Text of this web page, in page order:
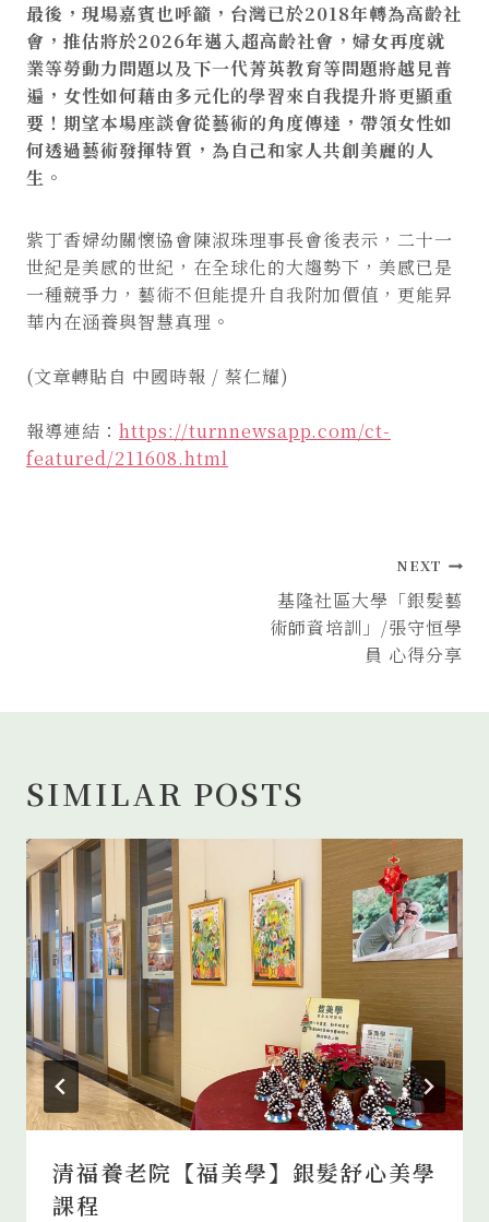
最後，現場嘉賓也呼籲，台灣已於2018年轉為高齡社
會，推估將於2026年邁入超高齡社會，婦女再度就
業等勞動力問題以及下一代菁英教育等問題將越見普
遍，女性如何藉由多元化的學習來自我提升將更顯重
要！期望本場座談會從藝術的角度傳達，帶領女性如
何透過藝術發揮特質，為自己和家人共創美麗的人
生。
紫丁香婦幼關懷協會陳淑珠理事長會後表示，二十一
世紀是美感的世紀，在全球化的大趨勢下，美感已是
一種競爭力，藝術不但能提升自我附加價值，更能昇
華內在涵養與智慧真理。
(文章轉貼自 中國時報 / 蔡仁耀)
報導連結： https://turnnewsapp.com/ct-
featured/211608.html
NEXT
基隆社區大學「銀髮藝
術師資培訓」/張守恒學
員 心得分享
SIMILAR POSTS
清福養老院【福美學】銀髮舒心美學
課程